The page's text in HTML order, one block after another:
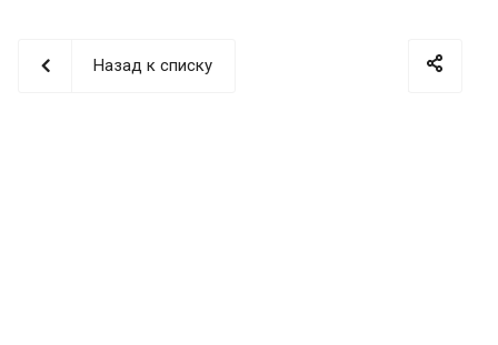
Назад к списку